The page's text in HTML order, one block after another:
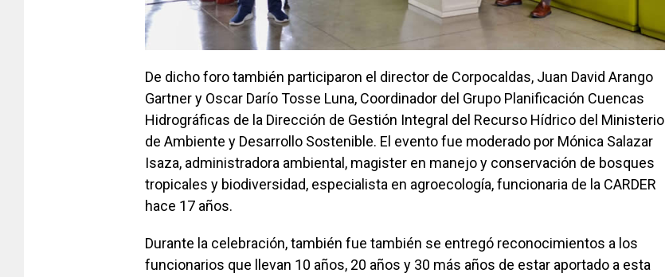
De dicho foro también participaron el director de Corpocaldas, Juan David Arango
Gartner y Oscar Darío Tosse Luna, Coordinador del Grupo Planificación Cuencas
Hidrográficas de la Dirección de Gestión Integral del Recurso Hídrico del Ministerio
de Ambiente y Desarrollo Sostenible. El evento fue moderado por Mónica Salazar
Isaza, administradora ambiental, magister en manejo y conservación de bosques
tropicales y biodiversidad, especialista en agroecología, funcionaria de la CARDER
hace 17 años.
Durante la celebración, también fue también se entregó reconocimientos a los
funcionarios que llevan 10 años, 20 años y 30 más años de estar aportado a esta